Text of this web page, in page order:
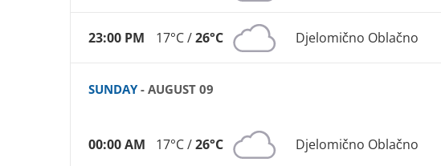
23:00 PM 17°C /26°C Djelomično Oblačno
SUNDAY- AUGUST 09
00:00 AM 17°C /26°C Djelomično Oblačno